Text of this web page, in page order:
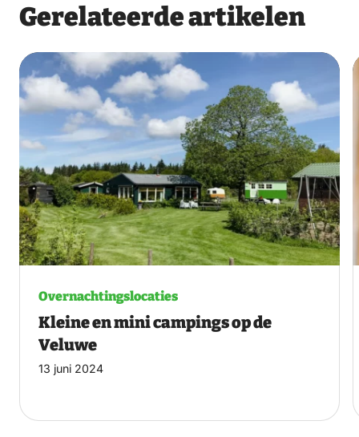
Gerelateerde artikelen
Overnachtingslocaties
Kleine en mini campings op de
Veluwe
13 juni 2024